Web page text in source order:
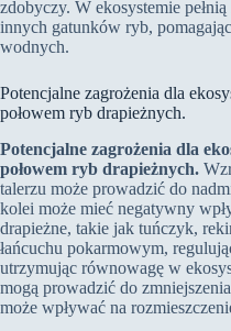
zdobyczy. W ekosystemie
innych gatunków ryb,
wodnych.
Potencjalne zagrożenia dla
połowem ryb drapieżnych.
Potencjalne zagrożenia dla
połowem ryb drapieżnych.
talerzu może prowadzić do
kolei może mieć negatywny
drapieżne, takie jak tuńczyk,
łańcuchu pokarmowym,
utrzymując równowagę w
mogą prowadzić do
może wpływać na